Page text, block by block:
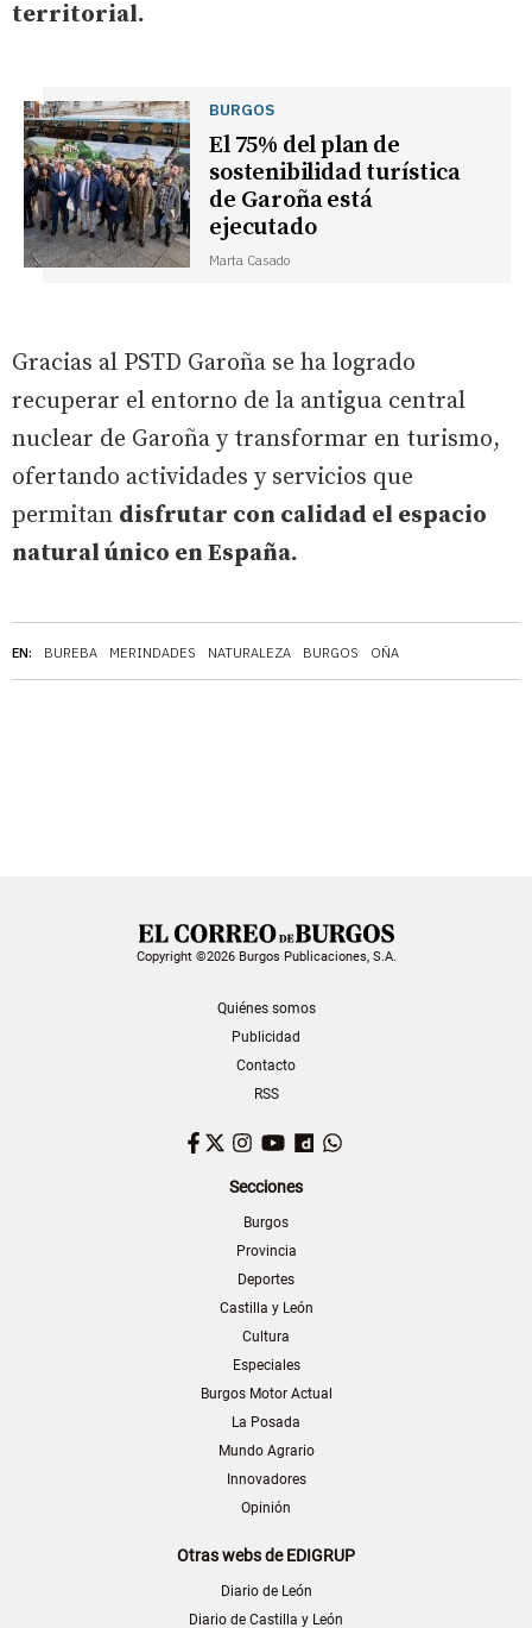
EN: BUREBA MERINDADES NATURALEZA BURGOS OÑA
territorial.
BURGOS
El 75% del plan de
sostenibilidad turística
de Garoña está
ejecutado
Marta Casado
Gracias al PSTD Garoña se ha logrado
recuperar el entorno de la antigua central
nuclear de Garoña y transformar en turismo,
ofertando actividades y servicios que
permitan disfrutar con calidad el espacio
natural único en España.
Copyright ©2026 Burgos Publicaciones, S.A.
Quiénes somos
Publicidad
Contacto
RSS
Facebook
TwitterInstagram
YouTubeDailymotion
Secciones
Burgos
Provincia
Deportes
Castilla y León
Cultura
Especiales
Burgos Motor Actual
La Posada
Mundo Agrario
Innovadores
Opinión
Otras webs de EDIGRUP
Diario de León
Diario de Castilla y León